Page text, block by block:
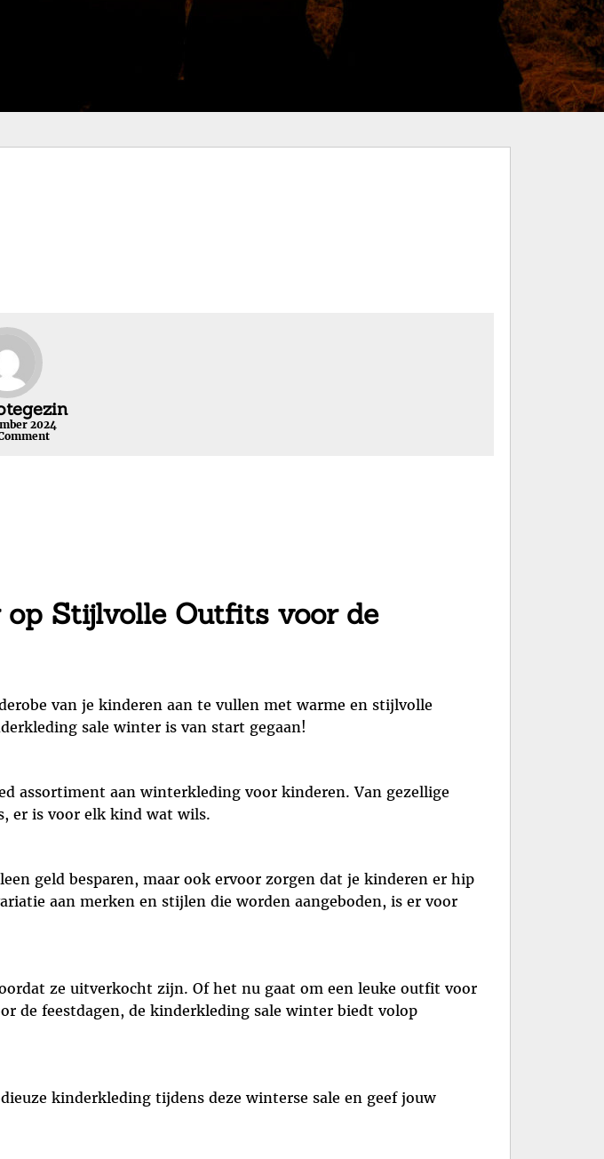
2024
Stijlvolle Outfits voor de
van je kinderen aan te vullen met warme en stijlvolle
sale winter is van start gegaan!
assortiment aan winterkleding voor kinderen. Van gezellige
er is voor elk kind wat wils.
geld besparen, maar ook ervoor zorgen dat je kinderen er hip
aan merken en stijlen die worden aangeboden, is er voor
ze uitverkocht zijn. Of het nu gaat om een leuke outfit voor
de feestdagen, de kinderkleding sale winter biedt volop
kinderkleding tijdens deze winterse sale en geef jouw